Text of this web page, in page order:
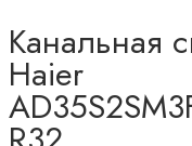
Канальная
Haier